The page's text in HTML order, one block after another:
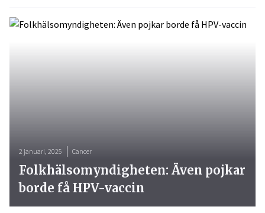
2 januari, 2025 Cancer
Folkhälsomyndigheten: Även pojkar
borde få HPV-vaccin